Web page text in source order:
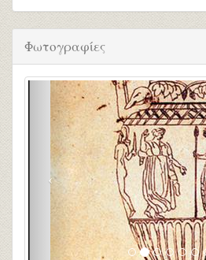
Φωτογραφίες